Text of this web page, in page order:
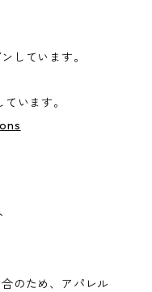
しています。
います。
のため、アパレル